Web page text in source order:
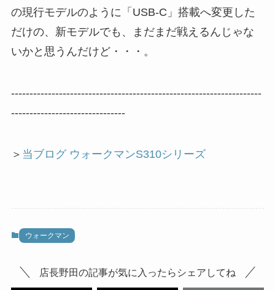
の現行モデルのように「USB-C」搭載へ変更した
だけの、新モデルでも、まだまだ戦えるんじゃな
いかと思うんだけど・・・。
--------------------------------------------------------------------
-------------------------------
＞ 当ブログ ウォークマンS310シリーズ
ウォークマン
店長野田の記事が気に入ったらシェアしてね